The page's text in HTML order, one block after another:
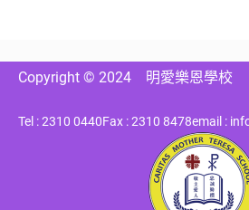
Copyright © 2024 明愛樂恩學校
Tel : 2310 0440Fax : 2310 8478email :